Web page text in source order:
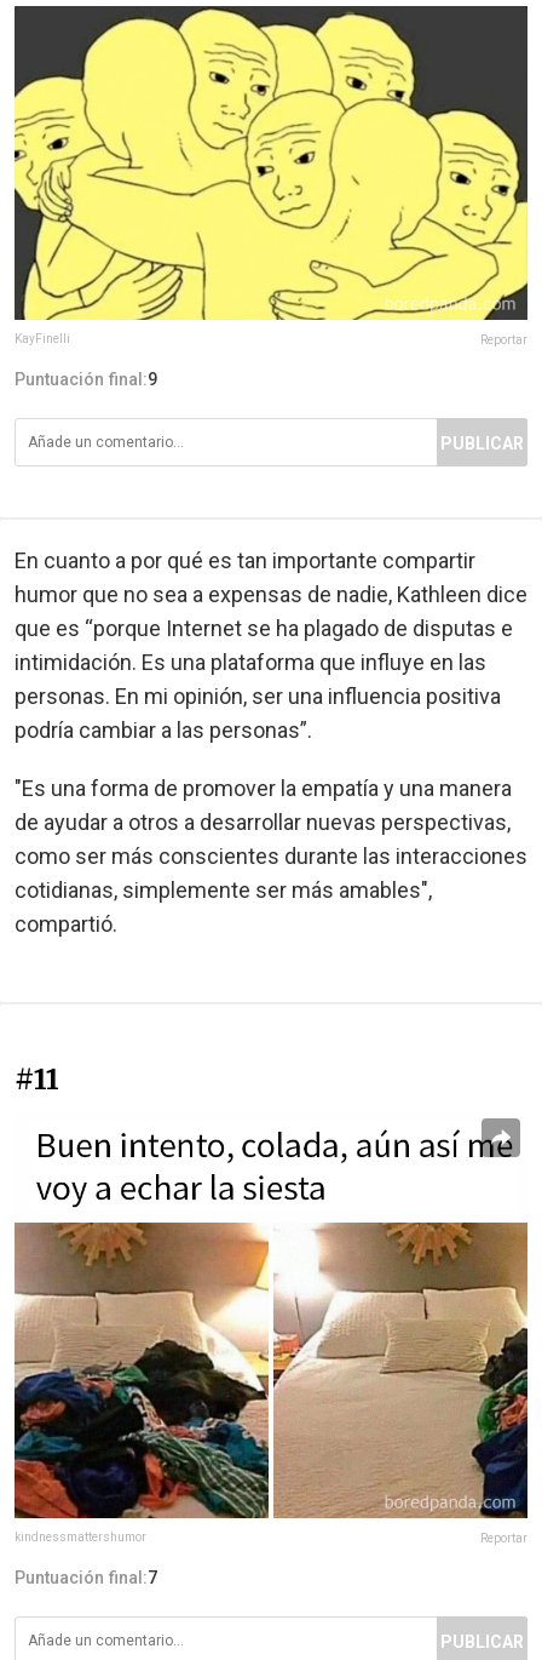
KayFinelli Reportar
Puntuación final:9
PUBLICAR
En cuanto a por qué es tan importante compartir
humor que no sea a expensas de nadie, Kathleen dice
que es “porque Internet se ha plagado de disputas e
intimidación. Es una plataforma que influye en las
personas. En mi opinión, ser una influencia positiva
podría cambiar a las personas”.
"Es una forma de promover la empatía y una manera
de ayudar a otros a desarrollar nuevas perspectivas,
como ser más conscientes durante las interacciones
cotidianas, simplemente ser más amables",
compartió.
#11
kindnessmattershumor Reportar
Puntuación final:7
PUBLICAR